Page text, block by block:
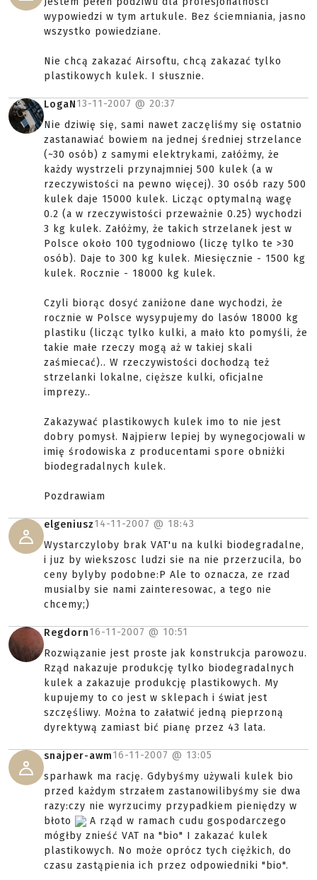
wypowiedzi w tym artukule. Bez ściemniania, jasno
wszystko powiedziane.
Nie chcą zakazać Airsoftu, chcą zakazać tylko
plastikowych kulek. I słusznie.
LogaN13-11-2007 @ 20:37
Nie dziwię się, sami nawet zaczęliśmy się ostatnio
zastanawiać bowiem na jednej średniej strzelance
(~30 osób) z samymi elektrykami, załóżmy, że
każdy wystrzeli przynajmniej 500 kulek (a w
rzeczywistości na pewno więcej). 30 osób razy 500
kulek daje 15000 kulek. Licząc optymalną wagę
0.2 (a w rzeczywistości przeważnie 0.25) wychodzi
3 kg kulek. Załóżmy, że takich strzelanek jest w
Polsce około 100 tygodniowo (liczę tylko te >30
osób). Daje to 300 kg kulek. Miesięcznie - 1500 kg
kulek. Rocznie - 18000 kg kulek.
Czyli biorąc dosyć zaniżone dane wychodzi, że
rocznie w Polsce wysypujemy do lasów 18000 kg
plastiku (licząc tylko kulki, a mało kto pomyśli, że
takie małe rzeczy mogą aż w takiej skali
zaśmiecać).. W rzeczywistości dochodzą też
strzelanki lokalne, cięższe kulki, oficjalne
imprezy..
Zakazywać plastikowych kulek imo to nie jest
dobry pomysł. Najpierw lepiej by wynegocjowali w
imię środowiska z producentami spore obniżki
biodegradalnych kulek.
Pozdrawiam
elgeniusz14-11-2007 @ 18:43
Wystarczyloby brak VAT'u na kulki biodegradalne,
i juz by wiekszosc ludzi sie na nie przerzucila, bo
ceny bylyby podobne:P Ale to oznacza, ze rzad
musialby sie nami zainteresowac, a tego nie
chcemy;)
Regdorn16-11-2007 @ 10:51
Rozwiązanie jest proste jak konstrukcja parowozu.
Rząd nakazuje produkcję tylko biodegradalnych
kulek a zakazuje produkcję plastikowych. My
kupujemy to co jest w sklepach i świat jest
szczęśliwy. Można to załatwić jedną pieprzoną
dyrektywą zamiast bić pianę przez 43 lata.
snajper-awm16-11-2007 @ 13:05
sparhawk ma rację. Gdybyśmy używali kulek bio
przed każdym strzałem zastanowilibyśmy sie dwa
razy:czy nie wyrzucimy przypadkiem pieniędzy w
błoto
A rząd w ramach cudu gospodarczego
mógłby znieść VAT na "bio" I zakazać kulek
plastikowych. No może oprócz tych ciężkich, do
czasu zastąpienia ich przez odpowiedniki "bio".